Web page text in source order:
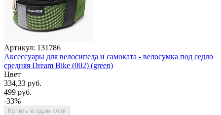
Артикул: 131786
Аксессуары для велосипеда и самоката - велосумка под седло
средняя Dream Bike (002) (green)
Цвет
334,33 руб.
499 руб.
-33%
Купить в один клик